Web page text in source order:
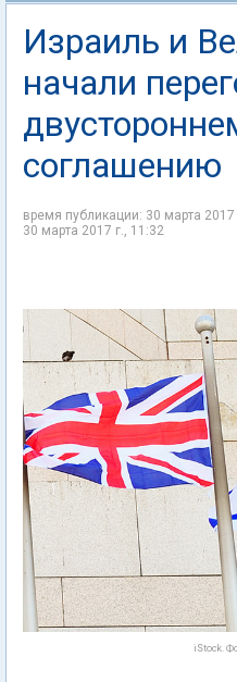
Израиль и
начали
соглашению
время публикации: 30 марта
30 марта 2017 г., 11:32
iStock.